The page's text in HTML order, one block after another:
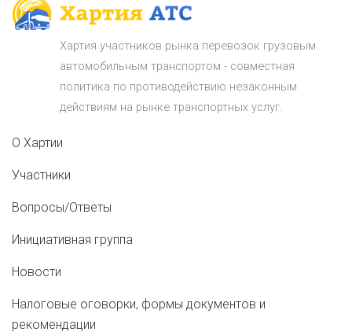
Хартия участников рынка перевозок грузовым
автомобильным транспортом - совместная
политика по противодействию незаконным
действиям на рынке транспортных услуг.
О Хартии
Участники
Вопросы/Ответы
Инициативная группа
Новости
Налоговые оговорки, формы документов и
рекомендации